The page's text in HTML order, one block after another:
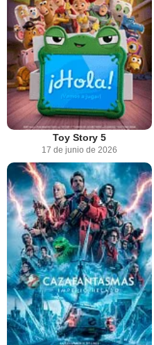
Toy Story 5
17 de junio de 2026